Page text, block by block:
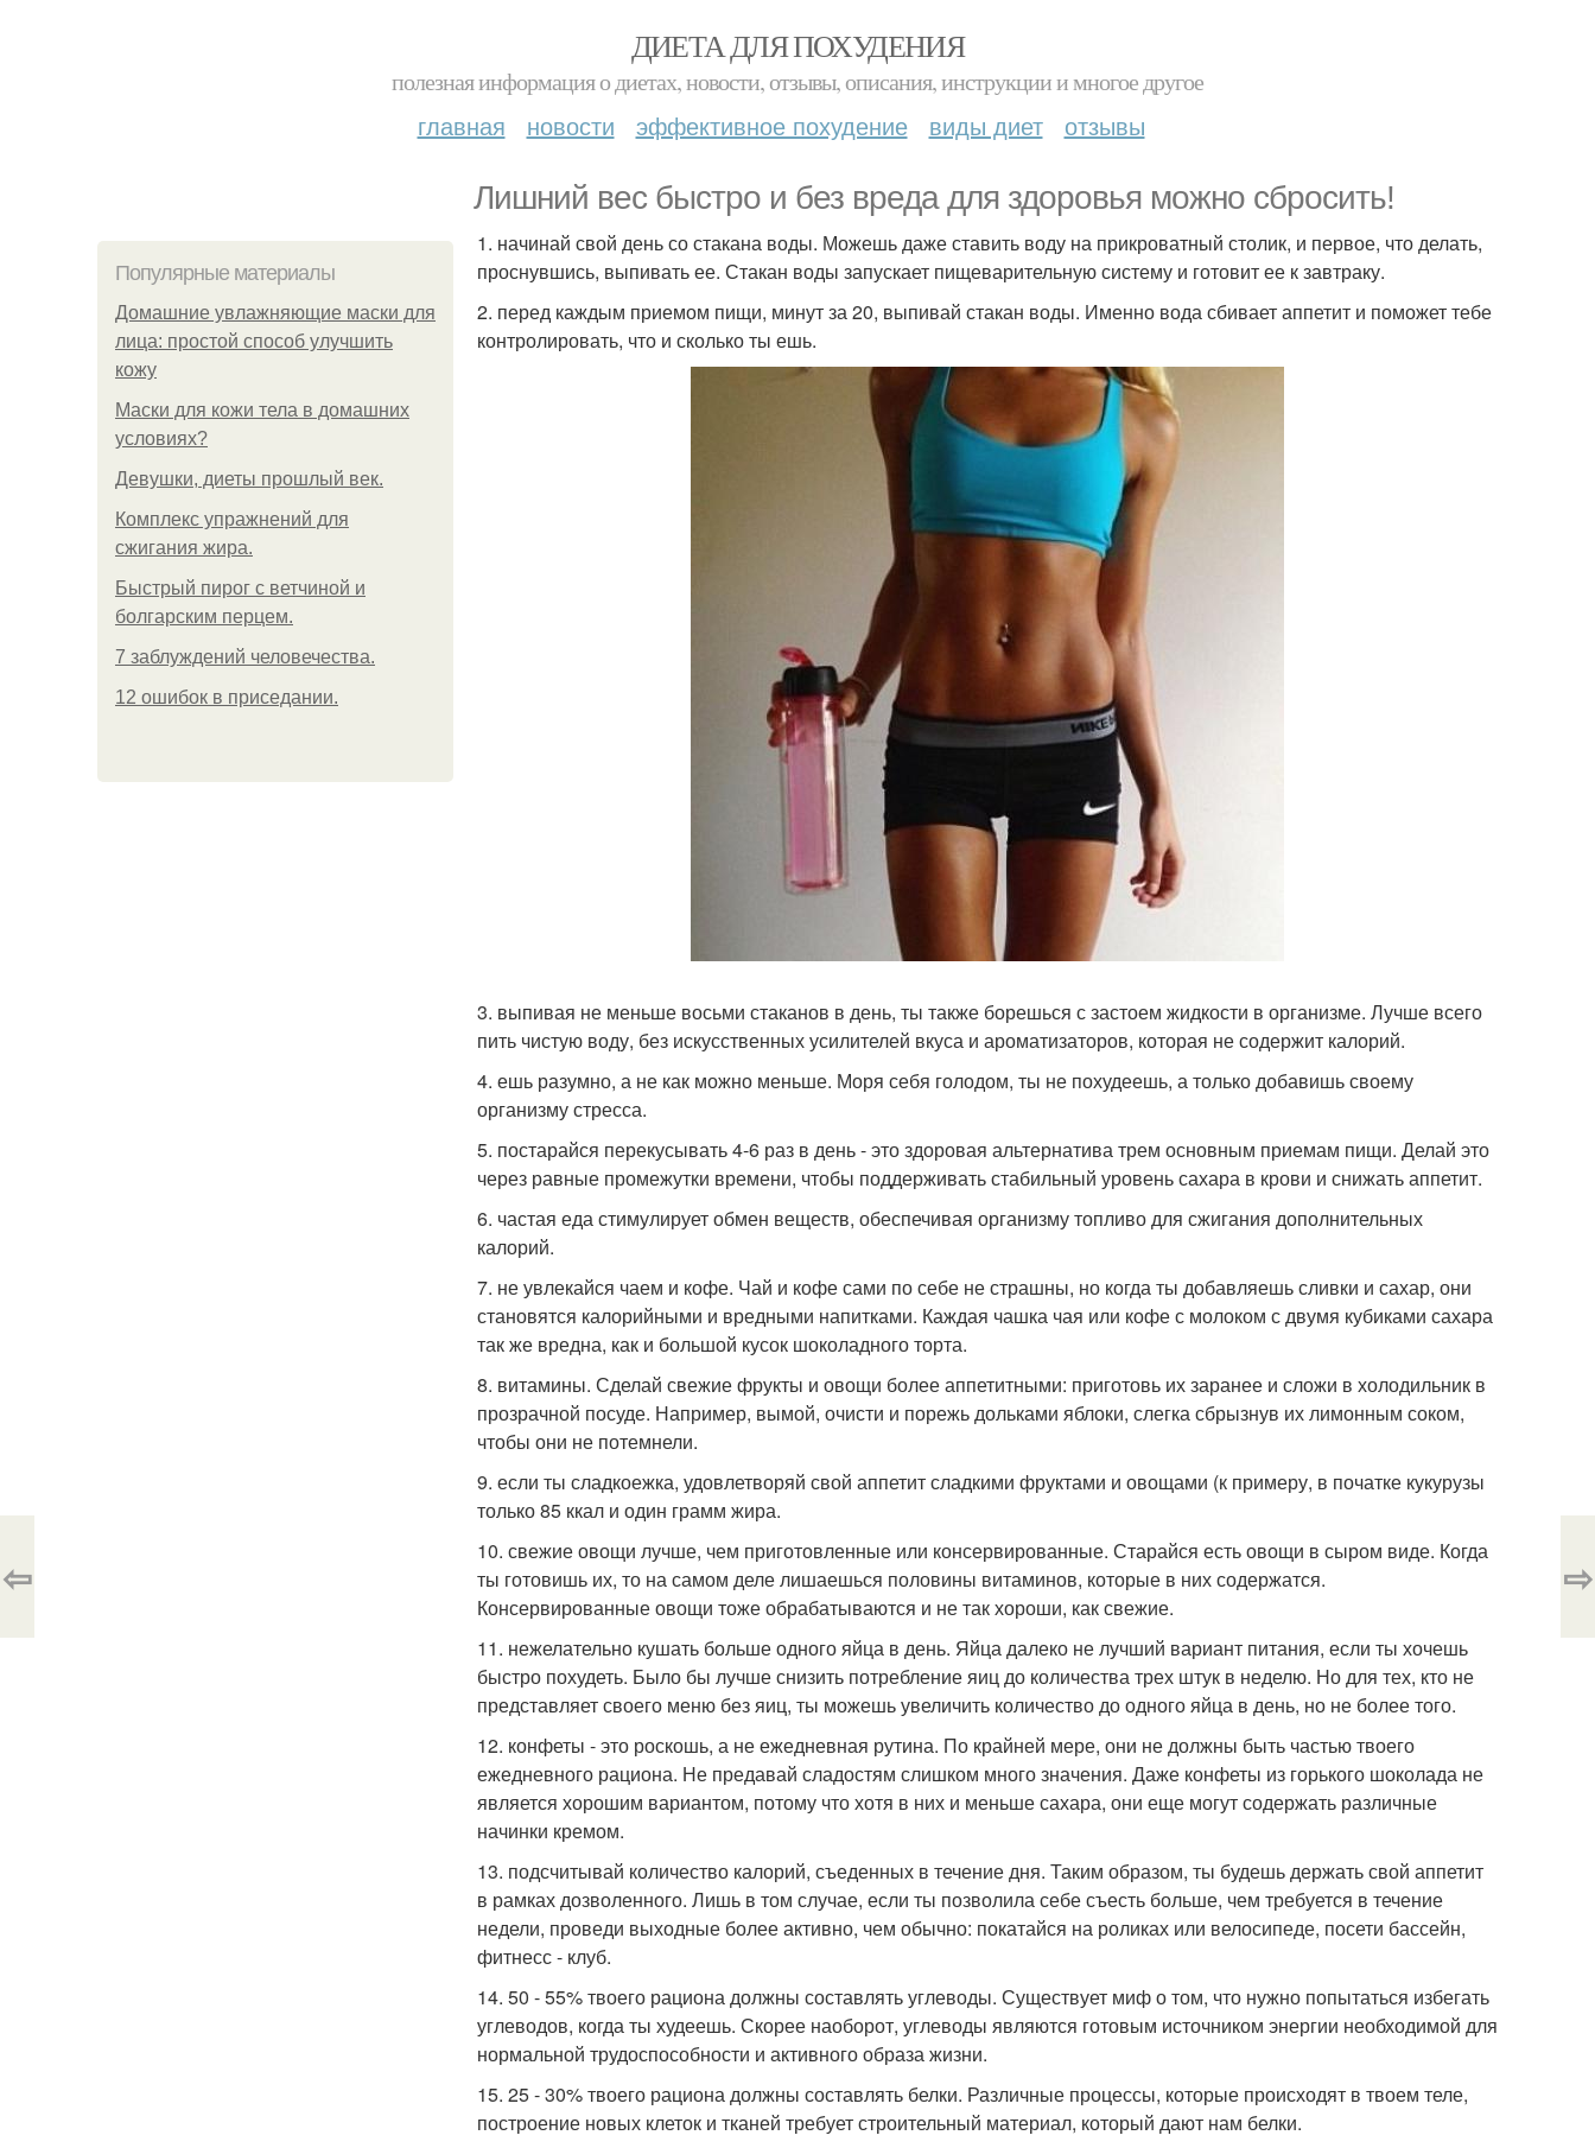
ДИЕТА ДЛЯ ПОХУДЕНИЯ
полезная информация о диетах, новости, отзывы, описания, инструкции и многое другое
главная новости эффективное похудение виды диет отзывы
Лишний вес быстро и без вреда для здоровья можно сбросить!
Популярные материалы
Домашние увлажняющие маски для
лица: простой способ улучшить
кожу
Маски для кожи тела в домашних
условиях?
Девушки, диеты прошлый век.
Комплекс упражнений для
сжигания жира.
Быстрый пирог с ветчиной и
болгарским перцем.
7 заблуждений человечества.
12 ошибок в приседании.
1. начинай свой день со стакана воды. Можешь даже ставить воду на прикроватный столик, и первое, что делать,
проснувшись, выпивать ее. Стакан воды запускает пищеварительную систему и готовит ее к завтраку.
2. перед каждым приемом пищи, минут за 20, выпивай стакан воды. Именно вода сбивает аппетит и поможет тебе
контролировать, что и сколько ты ешь.
3. выпивая не меньше восьми стаканов в день, ты также борешься с застоем жидкости в организме. Лучше всего
пить чистую воду, без искусственных усилителей вкуса и ароматизаторов, которая не содержит калорий.
4. ешь разумно, а не как можно меньше. Моря себя голодом, ты не похудеешь, а только добавишь своему
организму стресса.
5. постарайся перекусывать 4-6 раз в день - это здоровая альтернатива трем основным приемам пищи. Делай это
через равные промежутки времени, чтобы поддерживать стабильный уровень сахара в крови и снижать аппетит.
6. частая еда стимулирует обмен веществ, обеспечивая организму топливо для сжигания дополнительных
калорий.
7. не увлекайся чаем и кофе. Чай и кофе сами по себе не страшны, но когда ты добавляешь сливки и сахар, они
становятся калорийными и вредными напитками. Каждая чашка чая или кофе с молоком с двумя кубиками сахара
так же вредна, как и большой кусок шоколадного торта.
8. витамины. Сделай свежие фрукты и овощи более аппетитными: приготовь их заранее и сложи в холодильник в
прозрачной посуде. Например, вымой, очисти и порежь дольками яблоки, слегка сбрызнув их лимонным соком,
чтобы они не потемнели.
9. если ты сладкоежка, удовлетворяй свой аппетит сладкими фруктами и овощами (к примеру, в початке кукурузы
только 85 ккал и один грамм жира.
10. свежие овощи лучше, чем приготовленные или консервированные. Старайся есть овощи в сыром виде. Когда
ты готовишь их, то на самом деле лишаешься половины витаминов, которые в них содержатся.
Консервированные овощи тоже обрабатываются и не так хороши, как свежие.
11. нежелательно кушать больше одного яйца в день. Яйца далеко не лучший вариант питания, если ты хочешь
быстро похудеть. Было бы лучше снизить потребление яиц до количества трех штук в неделю. Но для тех, кто не
представляет своего меню без яиц, ты можешь увеличить количество до одного яйца в день, но не более того.
12. конфеты - это роскошь, а не ежедневная рутина. По крайней мере, они не должны быть частью твоего
ежедневного рациона. Не предавай сладостям слишком много значения. Даже конфеты из горького шоколада не
является хорошим вариантом, потому что хотя в них и меньше сахара, они еще могут содержать различные
начинки кремом.
13. подсчитывай количество калорий, съеденных в течение дня. Таким образом, ты будешь держать свой аппетит
в рамках дозволенного. Лишь в том случае, если ты позволила себе съесть больше, чем требуется в течение
недели, проведи выходные более активно, чем обычно: покатайся на роликах или велосипеде, посети бассейн,
фитнесс - клуб.
14. 50 - 55% твоего рациона должны составлять углеводы. Существует миф о том, что нужно попытаться избегать
углеводов, когда ты худеешь. Скорее наоборот, углеводы являются готовым источником энергии необходимой для
нормальной трудоспособности и активного образа жизни.
15. 25 - 30% твоего рациона должны составлять белки. Различные процессы, которые происходят в твоем теле,
построение новых клеток и тканей требует строительный материал, который дают нам белки.
⇦ ⇨